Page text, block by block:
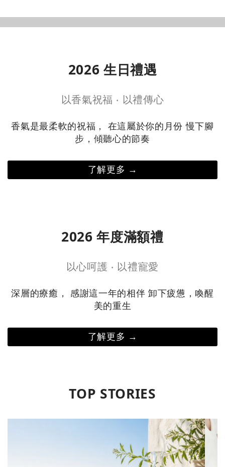
入門首選 →
明星商品 →
2026 生日禮遇
以香氣祝福 ‧ 以禮傳心
香氣是最柔軟的祝福， 在這屬於你的月份 慢下腳
步，傾聽心的節奏
了解更多 →
2026 年度滿額禮
以心呵護 ‧ 以禮寵愛
深層的療癒， 感謝這一年的相伴 卸下疲憊，喚醒
美的重生
了解更多 →
TOP STORIES